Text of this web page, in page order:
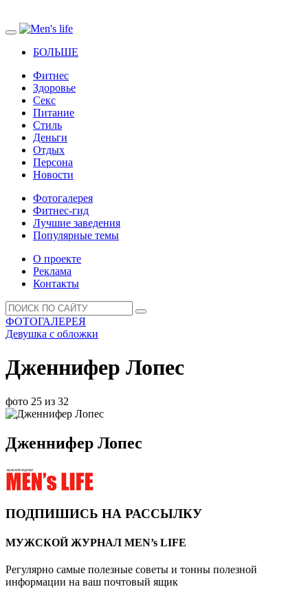
БОЛЬШЕ
Фитнес
Здоровье
Секс
Питание
Стиль
Деньги
Отдых
Персона
Новости
Фотогалерея
Фитнес-гид
Лучшие заведения
Популярные темы
О проекте
Реклама
Контакты
ФОТОГАЛЕРЕЯ
Девушка с обложки
Дженнифер Лопес
фото 25 из 32
Дженнифер Лопес
ПОДПИШИСЬ НА РАССЫЛКУ
МУЖСКОЙ ЖУРНАЛ MEN’s LIFE
Регулярно самые полезные советы и тонны полезной
информации на ваш почтовый ящик